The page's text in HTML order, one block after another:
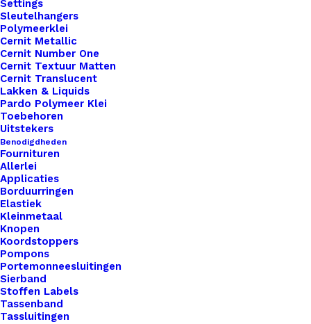
Settings
Sleutelhangers
Polymeerklei
Cernit Metallic
Cernit Number One
Cernit Textuur Matten
Cernit Translucent
Lakken & Liquids
Pardo Polymeer Klei
Toebehoren
Uitstekers
Benodigdheden
Fournituren
Allerlei
Applicaties
Borduurringen
Elastiek
Kleinmetaal
Knopen
Koordstoppers
Pompons
Portemonneesluitingen
Sierband
Stoffen Labels
Tassenband
Tassluitingen
Unieke en kwaliteitsproducten
Overzicht
Nog meer leuks!